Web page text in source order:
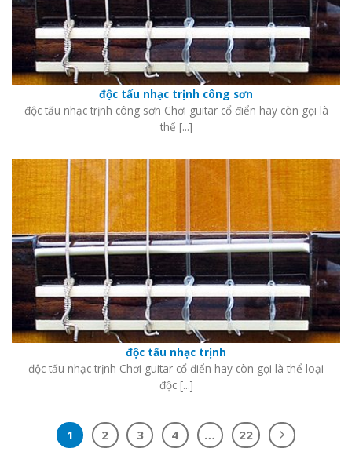
độc tấu nhạc trịnh công sơn
độc tấu nhạc trịnh công sơn Chơi guitar cổ điển hay còn gọi là
thể [...]
độc tấu nhạc trịnh
độc tấu nhạc trịnh Chơi guitar cổ điển hay còn gọi là thể loại
độc [...]
1 2 3 4 … 22